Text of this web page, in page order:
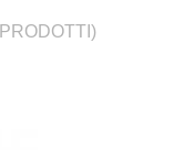
PRODOTTI)